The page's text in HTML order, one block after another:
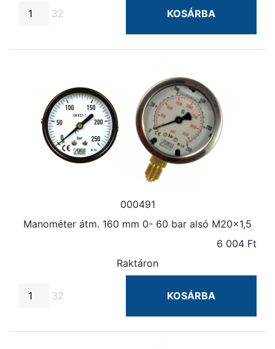
32 KOSÁRBA
000491
Manométer átm. 160 mm 0- 60 bar alsó M20×1,5
6 004 Ft
Raktáron
32 KOSÁRBA